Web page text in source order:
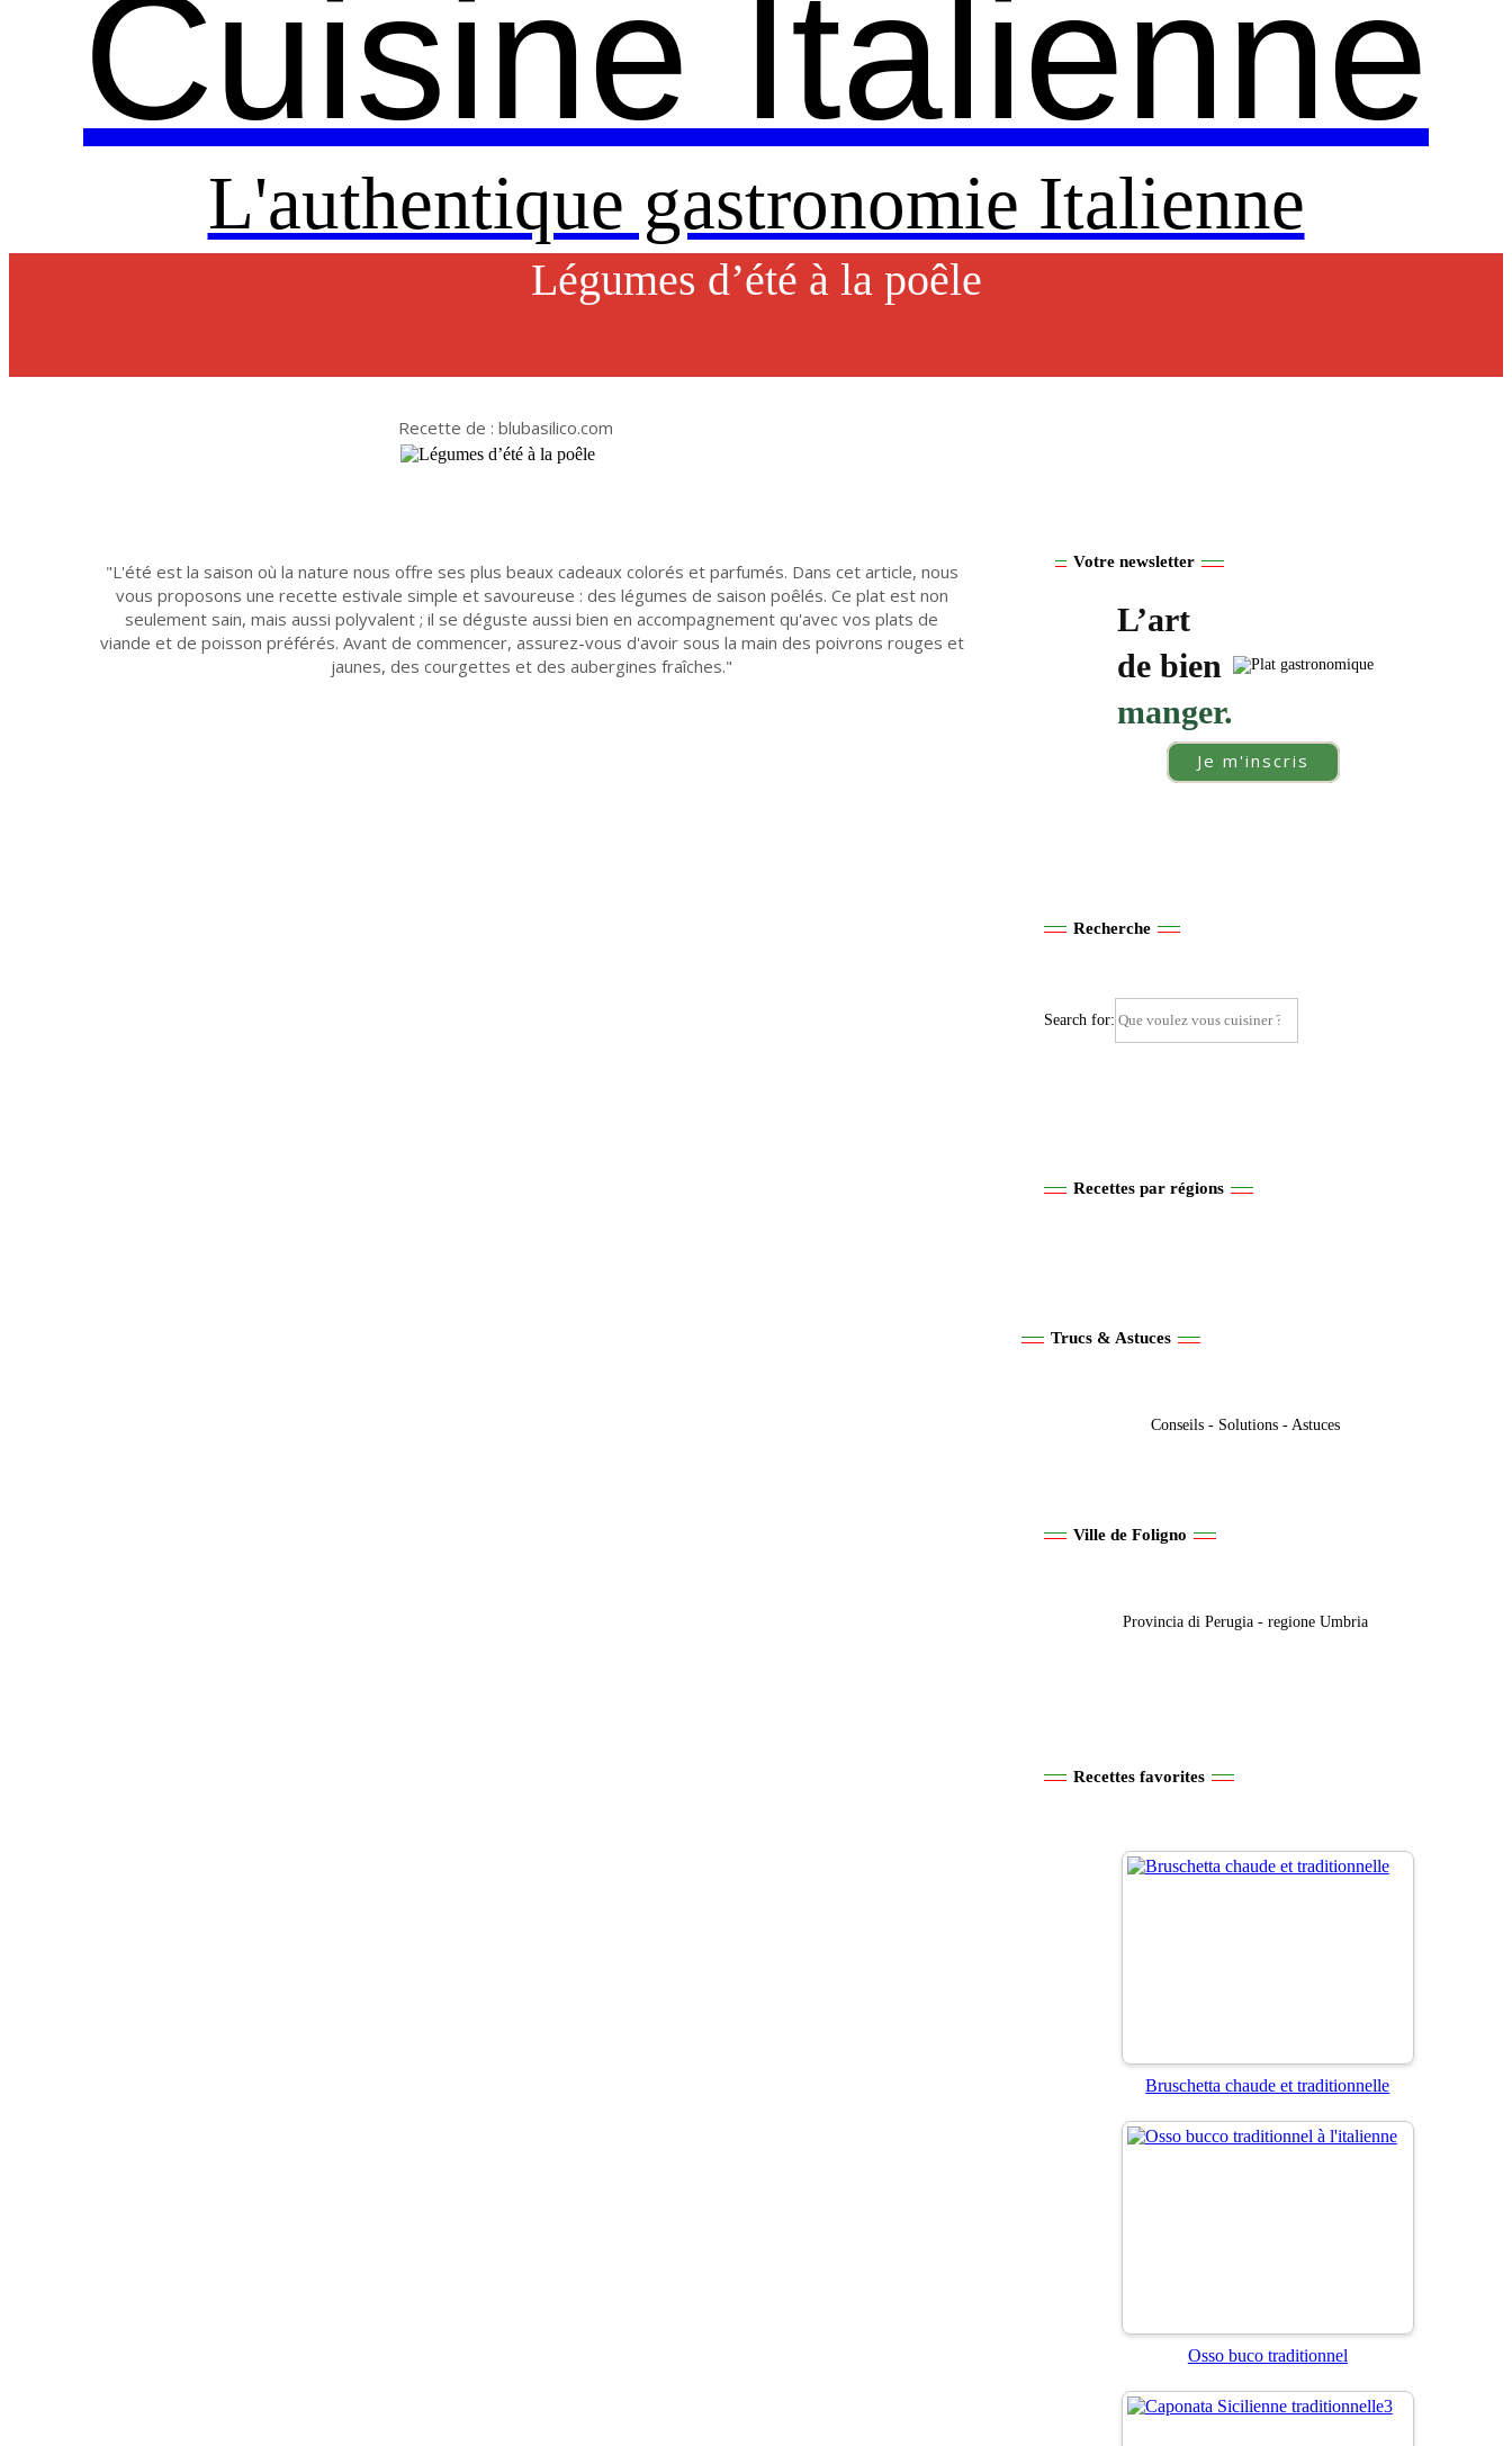
Cuisine Italienne
L'authentique gastronomie Italienne
Légumes d’été à la poêle
Votre newsletter
L’art
de bien
manger.
Je m'inscris
Recherche
Search for:
Recettes par régions
Trucs & Astuces
Conseils - Solutions - Astuces
Ville de Foligno
Provincia di Perugia - regione Umbria
Recettes favorites
Bruschetta chaude et traditionnelle
Osso buco traditionnel
Recette de : blubasilico.com
L'été est la saison où la nature nous offre ses plus beaux cadeaux colorés et parfumés. Dans cet article, nous
vous proposons une recette estivale simple et savoureuse : des légumes de saison poêlés. Ce plat est non
seulement sain, mais aussi polyvalent ; il se déguste aussi bien en accompagnement qu'avec vos plats de
viande et de poisson préférés. Avant de commencer, assurez-vous d'avoir sous la main des poivrons rouges et
jaunes, des courgettes et des aubergines fraîches.